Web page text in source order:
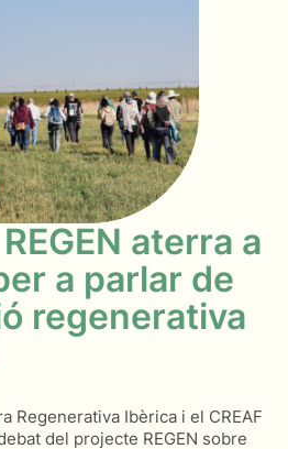
aterra a
a parlar de
regenerativa
Regenerativa Ibèrica i el CREAF
del projecte REGEN sobre